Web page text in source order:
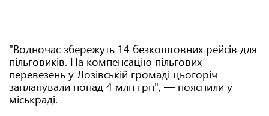
"Водночас збережуть 14 безкоштовних рейсів для
пільговиків. На компенсацію пільгових
перевезень у Лозівській громаді цьогоріч
запланували понад 4 млн грн", — пояснили у
міськраді.